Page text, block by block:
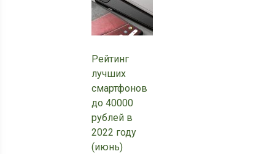
Рейтинг
лучших
смартфонов
до 40000
рублей в
2022 году
(июнь)